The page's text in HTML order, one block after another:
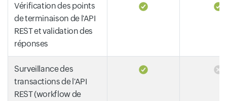
Vérification des points
de terminaison de l'API
REST et validation des
réponses
Surveillance des
transactions de l'API
REST (workflow de